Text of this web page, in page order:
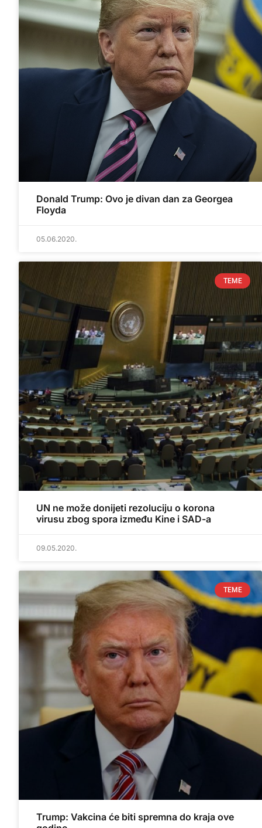
Donald Trump: Ovo je divan dan za Georgea
Floyda
05.06.2020.
TEME
UN ne može donijeti rezoluciju o korona
virusu zbog spora između Kine i SAD-a
09.05.2020.
TEME
Trump: Vakcina će biti spremna do kraja ove